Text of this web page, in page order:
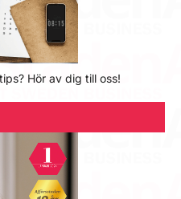
Hör av dig till oss!